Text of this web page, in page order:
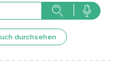
durchsehen